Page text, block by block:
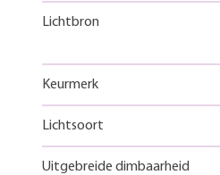
Lichtbron
Keurmerk
Lichtsoort
Uitgebreide dimbaarheid